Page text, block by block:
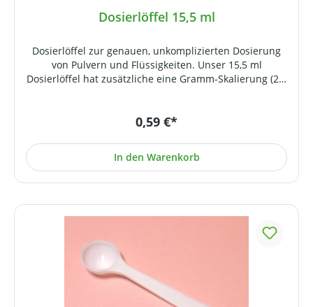
Dosierlöffel 15,5 ml
Dosierlöffel zur genauen, unkomplizierten Dosierung
von Pulvern und Flüssigkeiten. Unser 15,5 ml
Dosierlöffel hat zusätzliche eine Gramm-Skalierung (2,5
Einhaltung aller pharmazeutischen Vorgaben
0,59 €*
In den Warenkorb